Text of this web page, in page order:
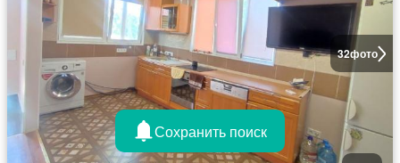
32фото
Сохранить поиск